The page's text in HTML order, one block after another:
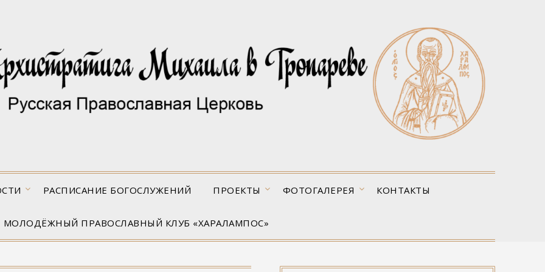
РАСПИСАНИЕ БОГОСЛУЖЕНИЙ ПРОЕКТЫ ФОТОГАЛЕРЕЯ КОНТАКТЫ
МОЛОДЁЖНЫЙ ПРАВОСЛАВНЫЙ КЛУБ «ХАРАЛАМПОС»